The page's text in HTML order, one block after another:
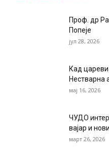
Проф. др
Попеје
јул 28, 2026
Кад цареви
Нестварна
мај 16, 2026
ЧУДО
вајар и
март 26, 2026